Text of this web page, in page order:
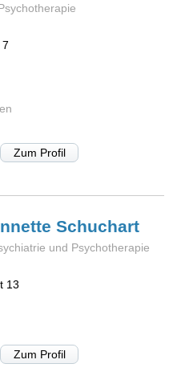
Zum Profil
Schuchart
und Psychotherapie
13
Zum Profil